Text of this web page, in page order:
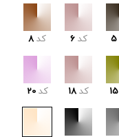
5 کد 6 کد 8
15 کد 18 کد 20